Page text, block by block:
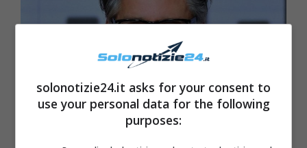
solonotizie24.it asks for your consent to
use your personal data for the following
purposes: